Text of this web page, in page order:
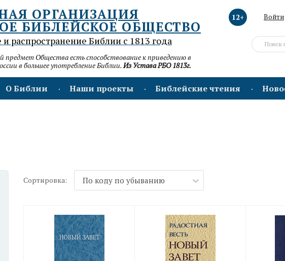
ОРГАНИЗАЦИЯ
БИБЛЕЙСКОЕ ОБЩЕСТВО
распространение Библии с 1813 года
предмет Общества есть способствование к приведению в
в большее употребление Библии.Из Устава РБО 1813г.
12+ Войти
О Библии Наши проекты Библейские чтения
Сортировка: По коду по убыванию